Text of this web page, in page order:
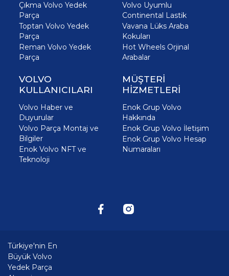
Çıkma Volvo Yedek
Parça
Toptan Volvo Yedek
Parça
Reman Volvo Yedek
Parça
Volvo Uyumlu
Continental Lastik
Vavana Lüks Araba
Kokuları
Hot Wheels Orjinal
Arabalar
VOLVO
KULLANICILARI
Volvo Haber ve
Duyurular
Volvo Parça Montaj ve
Bilgiler
Enok Volvo NFT ve
Teknoloji
MÜŞTERİ
HİZMETLERİ
Enok Grup Volvo
Hakkında
Enok Grup Volvo İletişim
Enok Grup Volvo Hesap
Numaraları
Türkiye'nin En
Büyük Volvo
Yedek Parça